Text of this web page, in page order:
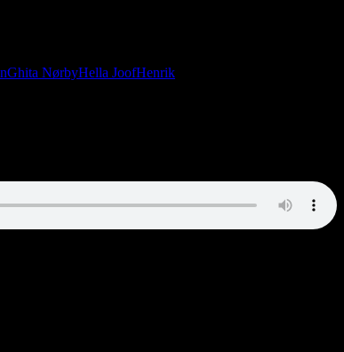
Ghita NørbyHella JoofHenrik